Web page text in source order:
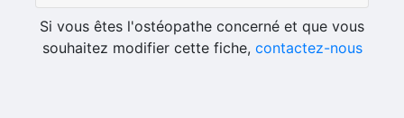
Si vous êtes l'ostéopathe concerné et que vous
souhaitez modifier cette fiche, contactez-nous